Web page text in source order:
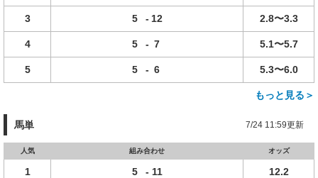
3 5 - 12 2.8〜3.3
4 5 - 7 5.1〜5.7
5 5 - 6 5.3〜6.0
もっと見る＞
馬単 7/24 11:59更新
人気 組み合わせ オッズ
1 5 - 11 12.2